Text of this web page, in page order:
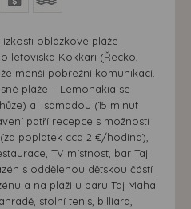
oblázkové pláže
letoviska Kokkari (Řecko,
menší pobřežní komunikací.
pláže – Lemonakia se
a Tsamadou (15 minut
patří recepce s možností
poplatek cca 2 €/hodina),
TV místnost, bar Taj
s oddělenou dětskou částí
a na pláži u baru Taj Mahal
stolní tenis, billiard,